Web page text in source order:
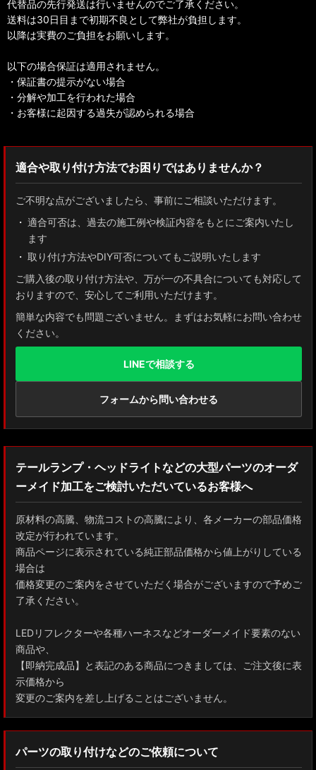
代替品の先行発送は行いませんのでご了承ください。
送料は30日目まで初期不良として弊社が負担します。
以降は実費のご負担をお願いします。
以下の場合保証は適用されません。
・保証書の提示がない場合
・分解や加工を行われた場合
・お客様に起因する過失が認められる場合
適合や取り付け方法でお困りではありませんか？
ご不明な点がございましたら、事前にご相談いただけます。
適合可否は、過去の施工例や検証内容をもとにご案内いたし
ます
取り付け方法やDIY可否についてもご説明いたします
ご購入後の取り付け方法や、万が一の不具合についても対応して
おりますので、安心してご利用いただけます。
簡単な内容でも問題ございません。まずはお気軽にお問い合わせ
ください。
LINEで相談する
フォームから問い合わせる
テールランプ・ヘッドライトなどの大型パーツのオーダ
ーメイド加工をご検討いただいているお客様へ
原材料の高騰、物流コストの高騰により、各メーカーの部品価格
改定が行われています。
商品ページに表示されている純正部品価格から値上がりしている
場合は
価格変更のご案内をさせていただく場合がございますので予めご
了承ください。
LEDリフレクターや各種ハーネスなどオーダーメイド要素のない
商品や、
【即納完成品】と表記のある商品につきましては、ご注文後に表
示価格から
変更のご案内を差し上げることはございません。
パーツの取り付けなどのご依頼について